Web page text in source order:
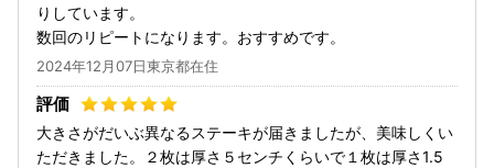
りしています。
数回のリピートになります。おすすめです。
2024年12月07日東京都在住
大きさがだいぶ異なるステーキが届きましたが、美味しくい
ただきました。２枚は厚さ５センチくらいで１枚は厚さ1.5